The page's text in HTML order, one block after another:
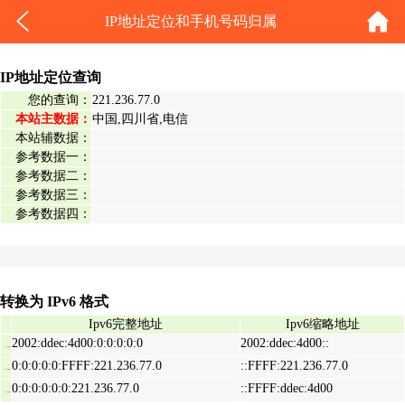
IP地址定位和手机号码归属
IP地址定位查询
您的查询： 221.236.77.0
本站主数据： 中国,四川省,电信
本站辅数据：
参考数据一：
参考数据二：
参考数据三：
参考数据四：
转换为 IPv6 格式
Ipv6完整地址 Ipv6缩略地址
2002:ddec:4d00:0:0:0:0:0 2002:ddec:4d00::
0:0:0:0:0:FFFF:221.236.77.0 ::FFFF:221.236.77.0
0:0:0:0:0:0:221.236.77.0 ::FFFF:ddec:4d00